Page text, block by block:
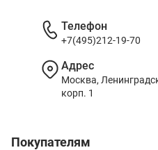
Покупателям
Телефон
+7(495)212-19-70
Адрес
Москва,
корп. 1